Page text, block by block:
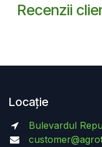
Recenzii
Locație
Bulevardul